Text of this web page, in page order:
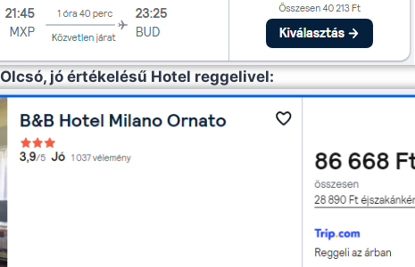
Olcsó, jó értékelésű Hotel reggelivel: